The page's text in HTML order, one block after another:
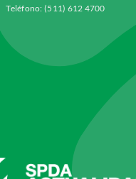
Teléfono: (511) 612 4700